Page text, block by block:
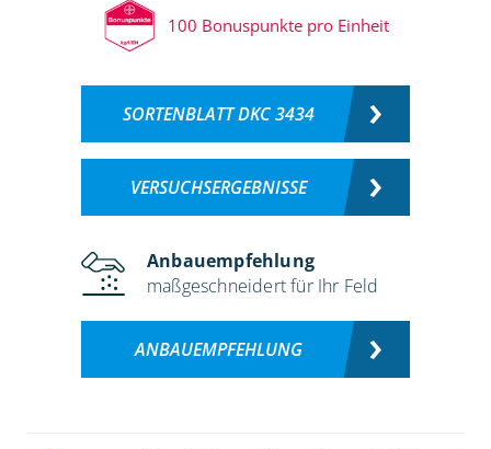
100 Bonuspunkte pro Einheit
SORTENBLATT DKC 3434
VERSUCHSERGEBNISSE
Anbauempfehlung
maßgeschneidert für Ihr Feld
ANBAUEMPFEHLUNG